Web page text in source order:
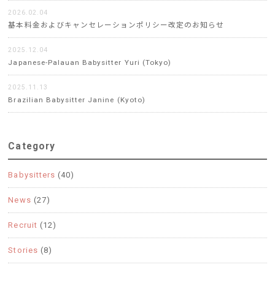
2026.02.04
基本料金およびキャンセレーションポリシー改定のお知らせ
2025.12.04
Japanese-Palauan Babysitter Yuri (Tokyo)
2025.11.13
Brazilian Babysitter Janine (Kyoto)
Category
Babysitters (40)
News (27)
Recruit (12)
Stories (8)